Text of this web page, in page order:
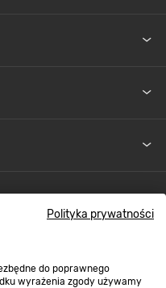
Polityka prywatności
do poprawnego
wyrażenia zgody używamy